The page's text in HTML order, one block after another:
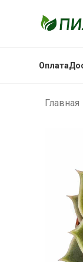
Оплата
Главная